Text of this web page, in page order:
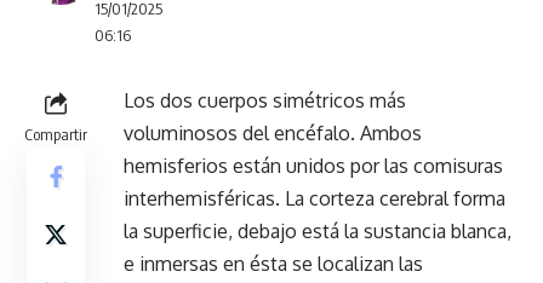
15/01/2025
06:16
Compartir
Los dos cuerpos simétricos más
voluminosos del encéfalo. Ambos
hemisferios están unidos por las comisuras
interhemisféricas. La corteza cerebral forma
la superficie, debajo está la sustancia blanca,
e inmersas en ésta se localizan las